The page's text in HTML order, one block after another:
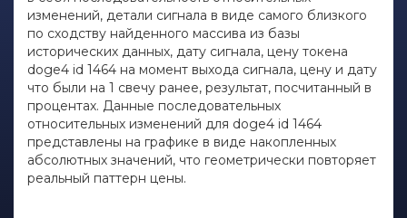
изменений, детали сигнала в виде самого близкого
по сходству найденного массива из базы
исторических данных, дату сигнала, цену токена
doge4 id 1464 на момент выхода сигнала, цену и дату
что были на 1 свечу ранее, результат, посчитанный в
процентах. Данные последовательных
относительных изменений для doge4 id 1464
представлены на графике в виде накопленных
абсолютных значений, что геометрически повторяет
реальный паттерн цены.